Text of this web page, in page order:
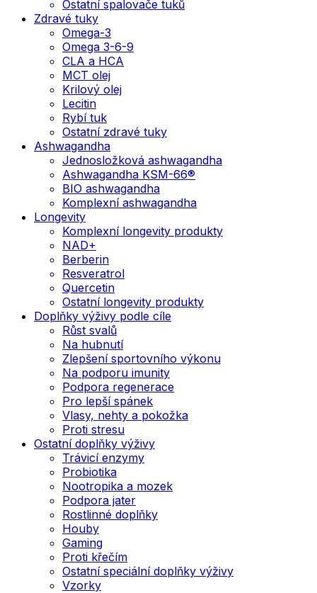
Ostatní spalovače tuků
Zdravé tuky
Omega-3
Omega 3-6-9
CLA a HCA
MCT olej
Krilový olej
Lecitin
Rybí tuk
Ostatní zdravé tuky
Ashwagandha
Jednosložková ashwagandha
Ashwagandha KSM-66®
BIO ashwagandha
Komplexní ashwagandha
Longevity
Komplexní longevity produkty
NAD+
Berberin
Resveratrol
Quercetin
Ostatní longevity produkty
Doplňky výživy podle cíle
Růst svalů
Na hubnutí
Zlepšení sportovního výkonu
Na podporu imunity
Podpora regenerace
Pro lepší spánek
Vlasy, nehty a pokožka
Proti stresu
Ostatní doplňky výživy
Trávicí enzymy
Probiotika
Nootropika a mozek
Podpora jater
Rostlinné doplňky
Houby
Gaming
Proti křečím
Ostatní speciální doplňky výživy
Vzorky